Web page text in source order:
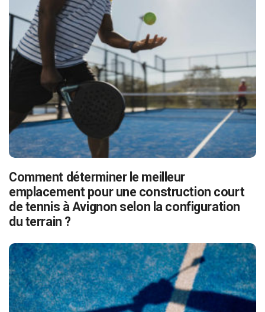
Comment déterminer le meilleur
emplacement pour une construction court
de tennis à Avignon selon la configuration
du terrain ?